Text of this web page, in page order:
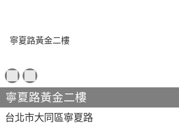
寧夏路黃金二樓
台北市大同區寧夏路